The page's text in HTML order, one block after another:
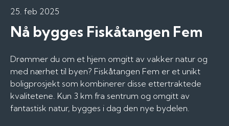
25. feb 2025
Nå bygges Fiskåtangen Fem
Drømmer du om et hjem omgitt av vakker natur og
med nærhet til byen? Fiskåtangen Fem er et unikt
boligprosjekt som kombinerer disse ettertraktede
kvalitetene. Kun 3 km fra sentrum og omgitt av
fantastisk natur, bygges i dag den nye bydelen.